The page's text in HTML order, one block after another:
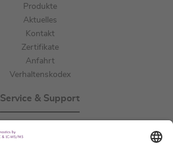
Produkte
Aktuelles
Kontakt
Zertifikate
Anfahrt
Verhaltenskodex
Service & Support